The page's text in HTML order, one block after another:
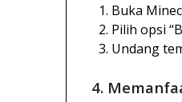
Buka
Pilih opsi
Undang
4.